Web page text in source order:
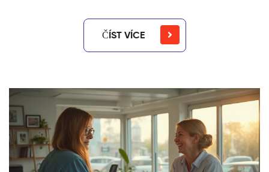
ČÍST VÍCE